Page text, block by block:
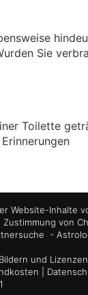
Sie
Toilette
Website-Inhalte
von
-
und